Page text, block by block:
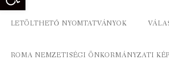
NAGYKÓNYI TÖRTÉNETE
LETÖLTHETŐ NYOMTATVÁNYOK
ROMA NEMZETISÉGI ÖNKORMÁNYZATI